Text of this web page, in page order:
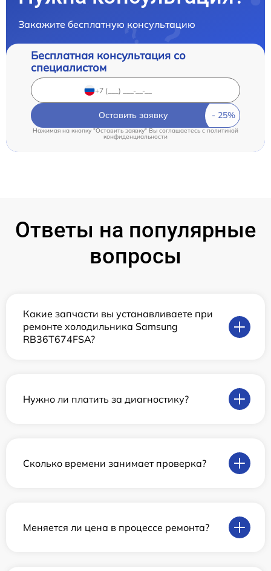
Закажите бесплатную консультацию
Бесплатная консультация со
специалистом
Оставить заявку
Нажимая на кнопку "Оставить заявку" Вы соглашаетесь c политикой
конфиденциальности
Ответы на популярные
вопросы
Какие запчасти вы устанавливаете при
ремонте холодильника Samsung
RB36T674FSA?
Нужно ли платить за диагностику?
Сколько времени занимает проверка?
Меняется ли цена в процессе ремонта?